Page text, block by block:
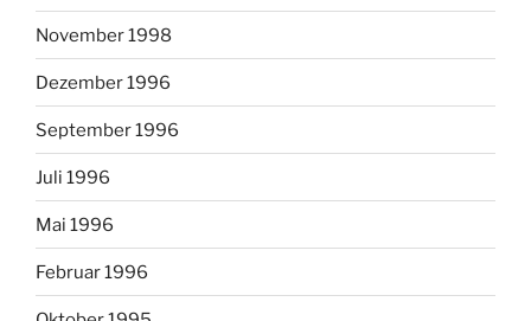
November 1998
Dezember 1996
September 1996
Juli 1996
Mai 1996
Februar 1996